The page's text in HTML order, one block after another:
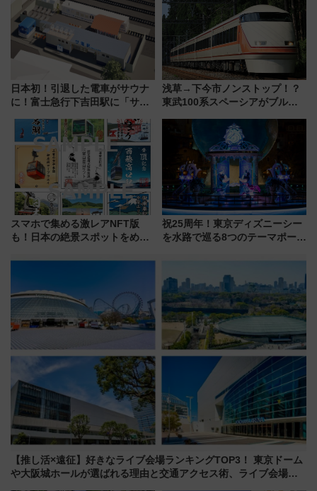
ルメが美味い
日本初！引退した電車がサウナ
に！富士急行下吉田駅に「サ電
業 行き交う電車の音や振動を
感じながら「ととのう」新感覚
浅草→下今市ノンストップ！？
東武100系スペーシアがブルー
ー当時の停車駅」を再現 運転
時刻や特急券の買い方を紹介
スマホで集める激レアNFT版
も！日本の絶景スポットをめぐ
ん)」企画がスタート
祝25周年！東京ディズニーシー
を水路で巡る8つのテーマポート
【推し活×遠征】好きなライブ会場ランキングTOP3！ 東京ドーム
や大阪城ホールが選ばれる理由と交通アクセス術、ライブ会場に